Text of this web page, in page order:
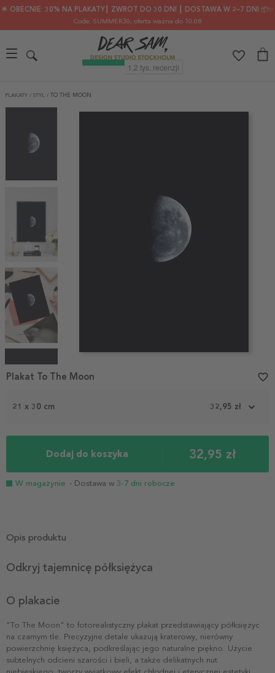
🌟 OBECNIE: 30% NA PLAKATY┃ ZWROT DO 30 DNI ┃ DOSTAWA W 2–7 DNI 📦✨
Code: SUMMER30, oferta ważna do 10.08
PLAKATY / STYL / TO THE MOON
Item
1
21 x 30 cm 32,95 zł
Dodaj do koszyka 32,95 zł
W magazynie - Dostawa w 3-7 dni robocze
Plakat To The Moon favorite_border
Opis produktu
Odkryj tajemnicę półksiężyca
O plakacie
"To The Moon" to fotorealistyczny plakat przedstawiający półksiężyc
na czarnym tle. Precyzyjne detale ukazują kraterowy, nierówny
powierzchnię księżyca, podkreślając jego naturalne piękno. Użycie
subtelnych odcieni szarości i bieli, a także delikatnych nut